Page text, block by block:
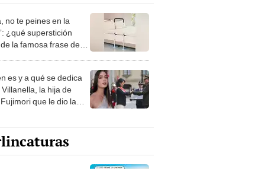
no te peines en la
¿qué superstición
la famosa frase de
es y a qué se dedica
Villanella, la hija de
que le dio la